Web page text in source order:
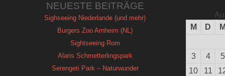
NEUESTE BEITRÄGE
Sighseeing Niederlande (und mehr)
Burgers Zoo Arnheim (NL)
Sightseeing Rom
Alaris Schmetterlingspark
Serengeti Park – Naturwunder
M
D
3 4
5
10
11